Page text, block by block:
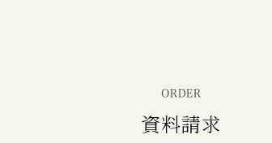
ORDER
資料請求